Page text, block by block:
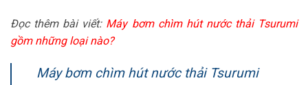
Đọc thêm bài viết: Máy bơm chìm hút nước thải Tsurumi
gồm những loại nào?
Máy bơm chìm hút nước thải Tsurumi